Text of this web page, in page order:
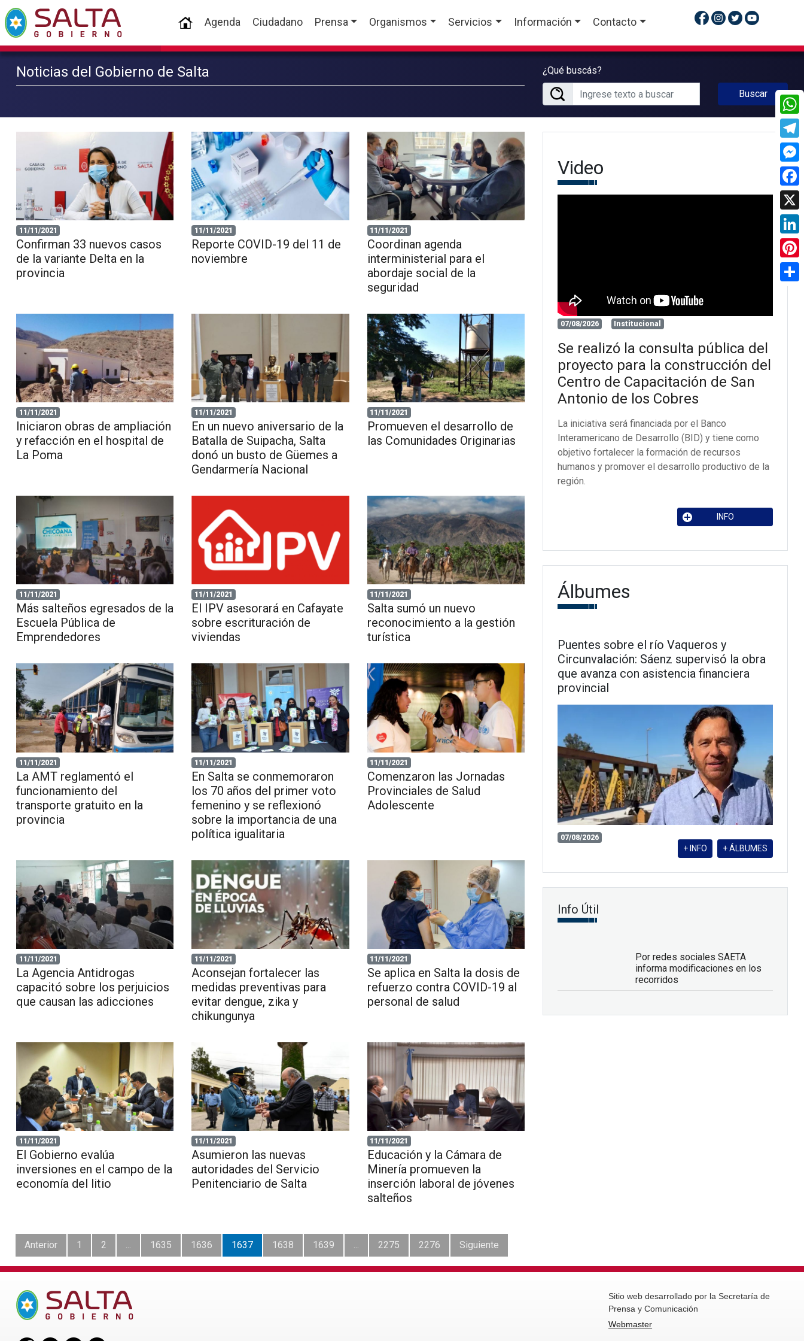
(current)
Agenda Ciudadano Prensa Organismos Servicios Información Contacto
Noticias del Gobierno de Salta ¿Qué buscás?
Buscar
11/11/2021
Confirman 33 nuevos casos
de la variante Delta en la
provincia
11/11/2021
Reporte COVID-19 del 11 de
noviembre
11/11/2021
Coordinan agenda
interministerial para el
abordaje social de la
seguridad
11/11/2021
Iniciaron obras de ampliación
y refacción en el hospital de
La Poma
11/11/2021
En un nuevo aniversario de la
Batalla de Suipacha, Salta
donó un busto de Güemes a
Gendarmería Nacional
11/11/2021
Promueven el desarrollo de
las Comunidades Originarias
11/11/2021
Más salteños egresados de la
Escuela Pública de
Emprendedores
11/11/2021
El IPV asesorará en Cafayate
sobre escrituración de
viviendas
11/11/2021
Salta sumó un nuevo
reconocimiento a la gestión
turística
11/11/2021
La AMT reglamentó el
funcionamiento del
transporte gratuito en la
provincia
11/11/2021
En Salta se conmemoraron
los 70 años del primer voto
femenino y se reflexionó
sobre la importancia de una
política igualitaria
11/11/2021
Comenzaron las Jornadas
Provinciales de Salud
Adolescente
11/11/2021
La Agencia Antidrogas
capacitó sobre los perjuicios
que causan las adicciones
11/11/2021
Aconsejan fortalecer las
medidas preventivas para
evitar dengue, zika y
chikungunya
11/11/2021
Se aplica en Salta la dosis de
refuerzo contra COVID-19 al
personal de salud
11/11/2021
El Gobierno evalúa
inversiones en el campo de la
economía del litio
11/11/2021
Asumieron las nuevas
autoridades del Servicio
Penitenciario de Salta
11/11/2021
Educación y la Cámara de
Minería promueven la
inserción laboral de jóvenes
salteños
Anterior 1 2 ... 1635 1636 1637 1638 1639 ... 2275 2276 Siguiente
Video
07/08/2026 Institucional
Se realizó la consulta pública del
proyecto para la construcción del
Centro de Capacitación de San
Antonio de los Cobres
La iniciativa será financiada por el Banco
Interamericano de Desarrollo (BID) y tiene como
objetivo fortalecer la formación de recursos
humanos y promover el desarrollo productivo de la
región.
INFO
Álbumes
Puentes sobre el río Vaqueros y
Circunvalación: Sáenz supervisó la obra
que avanza con asistencia financiera
provincial
07/08/2026
+ ÁLBUMES
+ INFO
Info Útil
Por redes sociales SAETA
informa modificaciones en los
recorridos
Sitio web desarrollado por la Secretaría de
Prensa y Comunicación
Webmaster
X